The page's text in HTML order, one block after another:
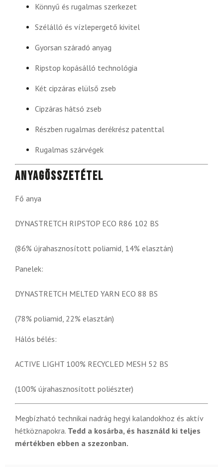
Könnyű és rugalmas szerkezet
Szélálló és vízlepergető kivitel
Gyorsan száradó anyag
Ripstop kopásálló technológia
Két cipzáras elülső zseb
Cipzáras hátsó zseb
Részben rugalmas derékrész patenttal
Rugalmas szárvégek
Anyagösszetétel
Fő anya
DYNASTRETCH RIPSTOP ECO R86 102 BS
(86% újrahasznosított poliamid, 14% elasztán)
Panelek:
DYNASTRETCH MELTED YARN ECO 88 BS
(78% poliamid, 22% elasztán)
Hálós bélés:
ACTIVE LIGHT 100% RECYCLED MESH 52 BS
(100% újrahasznosított poliészter)
Megbízható technikai nadrág hegyi kalandokhoz és aktív
hétköznapokra. Tedd a kosárba, és használd ki teljes
mértékben ebben a szezonban.